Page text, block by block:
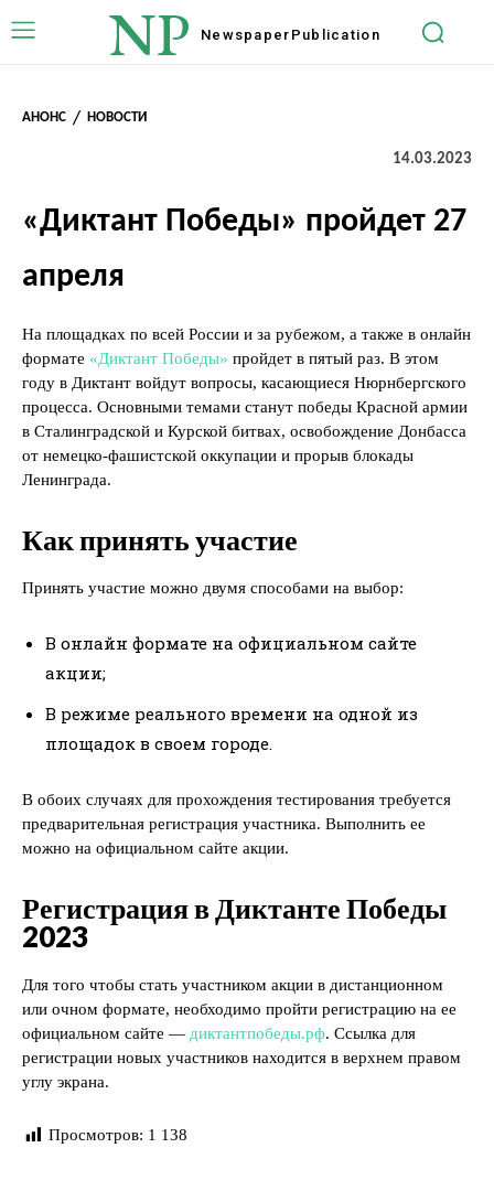
NP Newspaper Publication
АНОНС НОВОСТИ
14.03.2023
«Диктант Победы» пройдет 27
апреля
На площадках по всей России и за рубежом, а также в онлайн
формате «Диктант Победы» пройдет в пятый раз. В этом
году в Диктант войдут вопросы, касающиеся Нюрнбергского
процесса. Основными темами станут победы Красной армии
в Сталинградской и Курской битвах, освобождение Донбасса
от немецко-фашистской оккупации и прорыв блокады
Ленинграда.
Как принять участие
Принять участие можно двумя способами на выбор:
В онлайн формате на официальном сайте
акции;
В режиме реального времени на одной из
площадок в своем городе.
В обоих случаях для прохождения тестирования требуется
предварительная регистрация участника. Выполнить ее
можно на официальном сайте акции.
Регистрация в Диктанте Победы
2023
Для того чтобы стать участником акции в дистанционном
или очном формате, необходимо пройти регистрацию на ее
официальном сайте — диктантпобеды.рф. Ссылка для
регистрации новых участников находится в верхнем правом
углу экрана.
Просмотров: 1 138